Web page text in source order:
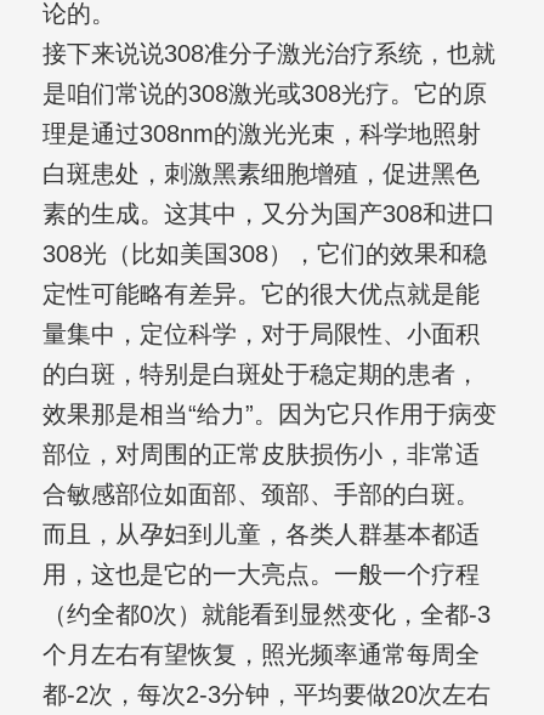
论的。
接下来说说308准分子激光治疗系统，也就
是咱们常说的308激光或308光疗。它的原
理是通过308nm的激光光束，科学地照射
白斑患处，刺激黑素细胞增殖，促进黑色
素的生成。这其中，又分为国产308和进口
308光（比如美国308），它们的效果和稳
定性可能略有差异。它的很大优点就是能
量集中，定位科学，对于局限性、小面积
的白斑，特别是白斑处于稳定期的患者，
效果那是相当“给力”。因为它只作用于病变
部位，对周围的正常皮肤损伤小，非常适
合敏感部位如面部、颈部、手部的白斑。
而且，从孕妇到儿童，各类人群基本都适
用，这也是它的一大亮点。一般一个疗程
（约全都0次）就能看到显然变化，全都-3
个月左右有望恢复，照光频率通常每周全
都-2次，每次2-3分钟，平均要做20次左右